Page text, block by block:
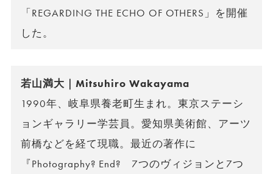
「REGARDING THE ECHO OF OTHERS」を開催
した。
若山満大｜Mitsuhiro Wakayama
1990年、岐阜県養老町生まれ。東京ステーシ
ョンギャラリー学芸員。愛知県美術館、アーツ
前橋などを経て現職。最近の著作に
『Photography? End? 7つのヴィジョンと7つ